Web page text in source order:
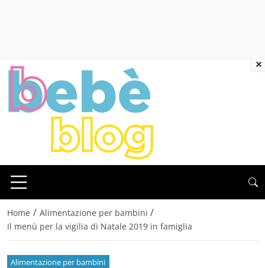
Home / Alimentazione per bambini /
Il menù per la vigilia di Natale 2019 in famiglia
Alimentazione per bambini
×